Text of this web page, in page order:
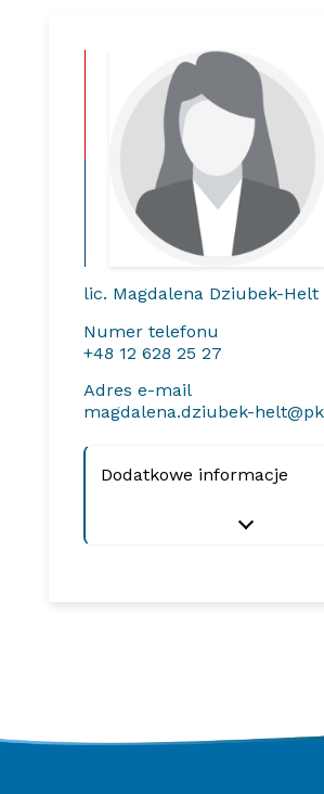
lic. Magdalena Dziubek-Helt
Numer telefonu
+48 12 628 25 27
Adres e-mail
magdalena.dziubek-
Dodatkowe informacje